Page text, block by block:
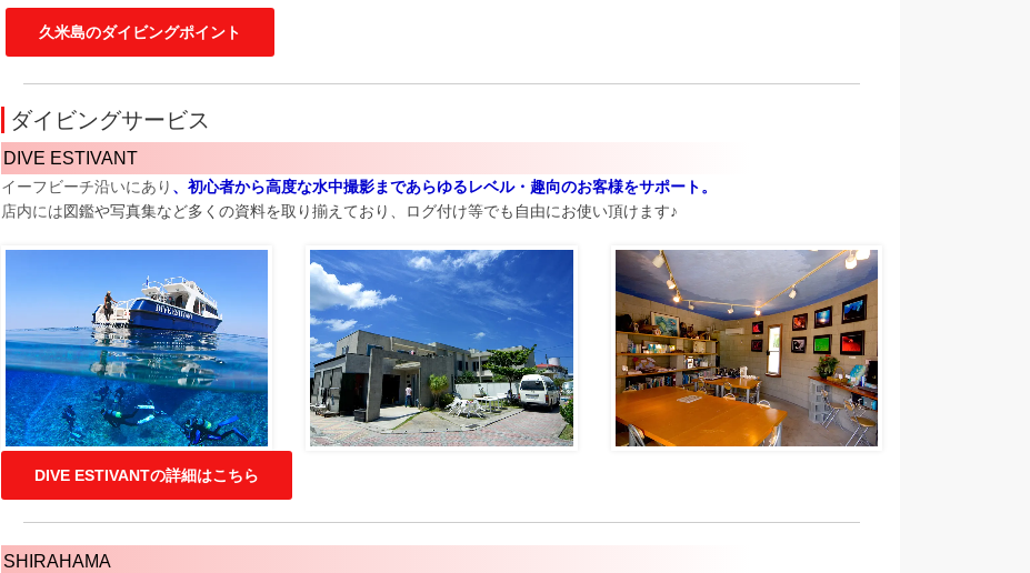
久米島のダイビングポイント
ダイビングサービス
DIVE ESTIVANT
イーフビーチ沿いにあり 、初心者から高度な水中撮影まであらゆるレベル・趣向のお客様をサポート。
店内には図鑑や写真集など多くの資料を取り揃えており、ログ付け等でも自由にお使い頂けます♪
DIVE ESTIVANTの詳細はこちら
SHIRAHAMA